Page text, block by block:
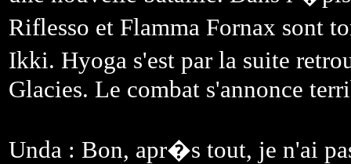
Riflesso et Flamma Fornax sont
Ikki. Hyoga s'est par la suite
Glacies. Le combat s'annonce
Unda : Bon, apr�s tout, je n'ai